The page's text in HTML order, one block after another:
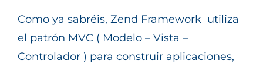
Como ya sabréis, Zend Framework utiliza
el patrón MVC ( Modelo – Vista –
Controlador ) para construir aplicaciones,